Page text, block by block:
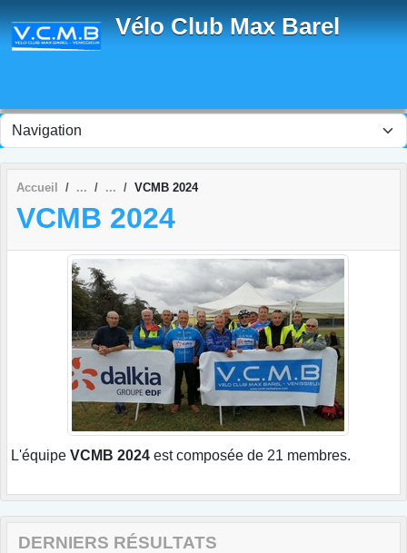
Vélo Club Max Barel
Accueil VCMB 2024
VCMB 2024
L'équipe VCMB 2024 est composée de 21 membres.
DERNIERS RÉSULTATS